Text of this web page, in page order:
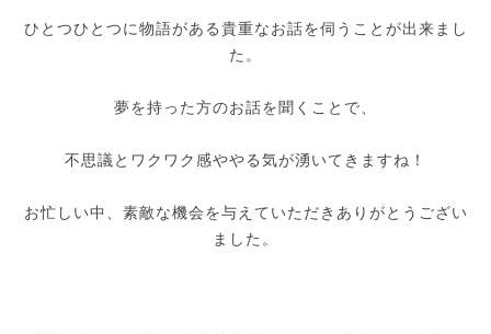
ひとつひとつに物語がある貴重なお話を伺うことが出来まし
た。
夢を持った方のお話を聞くことで、
不思議とワクワク感ややる気が湧いてきますね！
お忙しい中、素敵な機会を与えていただきありがとうござい
ました。